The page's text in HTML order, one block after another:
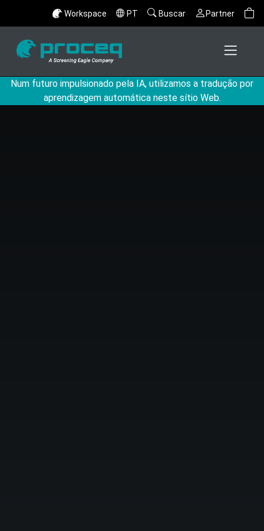
Workspace PT Buscar Partner
Num futuro impulsionado pela IA, utilizamos a tradução por
aprendizagem automática neste sítio Web.